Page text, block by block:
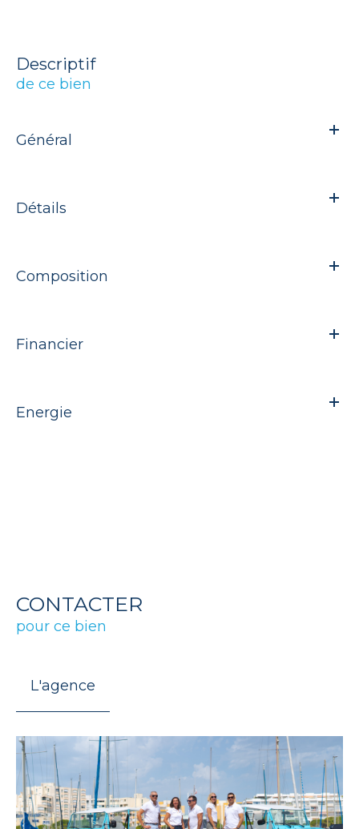
descriptif
de ce bien
Général
Détails
Composition
Financier
Energie
CONTACTER
pour ce bien
L'agence